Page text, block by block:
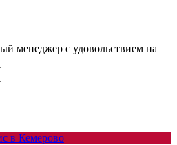
менеджер с удовольствием на
в Кемерово